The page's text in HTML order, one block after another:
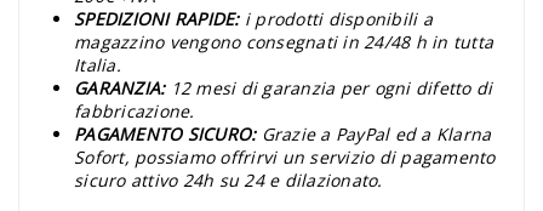
SPEDIZIONI RAPIDE: i prodotti disponibili a
magazzino vengono consegnati in 24/48 h in tutta
Italia.
GARANZIA: 12 mesi di garanzia per ogni difetto di
fabbricazione.
PAGAMENTO SICURO: Grazie a PayPal ed a Klarna
Sofort, possiamo offrirvi un servizio di pagamento
sicuro attivo 24h su 24 e dilazionato.